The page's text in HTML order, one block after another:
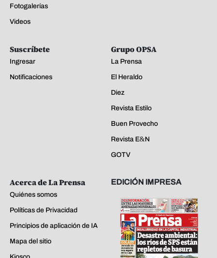
Fotogalerías
Videos
Suscríbete
Ingresar
Notificaciones
Grupo OPSA
La Prensa
El Heraldo
Diez
Revista Estilo
Buen Provecho
Revista E&N
GOTV
Acerca de La Prensa
Quiénes somos
Políticas de Privacidad
Principios de aplicación de IA
Mapa del sitio
EDICIÓN IMPRESA